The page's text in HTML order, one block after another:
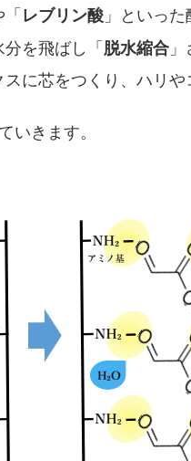
レブリン酸」といった
を飛ばし「 脱水縮合」
に芯をつくり、ハリや
いきます。